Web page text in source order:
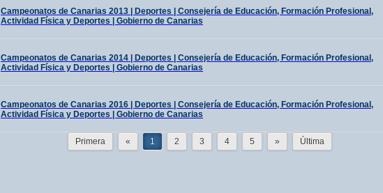
Campeonatos de Canarias 2013 | Deportes | Consejería de Educación, Formación Profesional,
Actividad Física y Deportes | Gobierno de Canarias
Campeonatos de Canarias 2014 | Deportes | Consejería de Educación, Formación Profesional,
Actividad Física y Deportes | Gobierno de Canarias
Campeonatos de Canarias 2016 | Deportes | Consejería de Educación, Formación Profesional,
Actividad Física y Deportes | Gobierno de Canarias
Primera « 1 2 3 4 5 » Última